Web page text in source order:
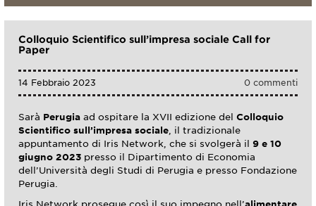
Colloquio Scientifico sull’impresa sociale Call for
Paper
0 commenti
14 Febbraio 2023
Sarà Perugia ad ospitare la XVII edizione del Colloquio
Scientifico sull’impresa sociale , il tradizionale
appuntamento di Iris Network, che si svolgerà il 9 e 10
giugno 2023 presso il Dipartimento di Economia
dell’Università degli Studi di Perugia e presso Fondazione
Perugia.